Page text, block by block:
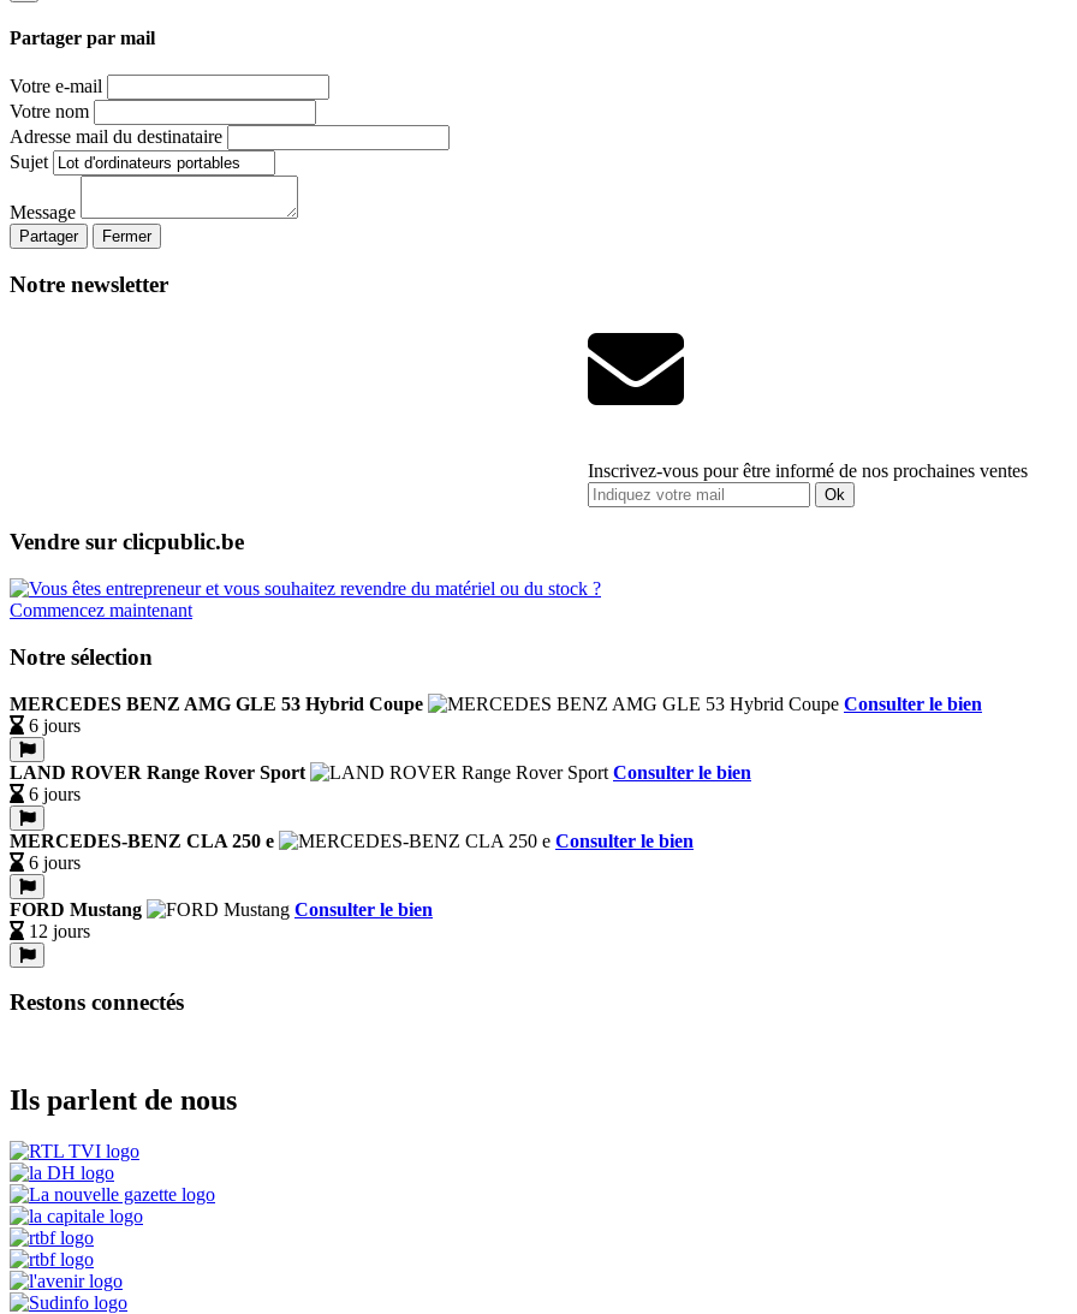
Partager par mail
Votre e-mail
Votre nom
Adresse mail du destinataire
Sujet
Message
Partager Fermer
Notre newsletter
Inscrivez-vous pour être informé de nos prochaines ventes
Ok
Vendre sur clicpublic.be
Commencez maintenant
Notre sélection
MERCEDES BENZ AMG GLE 53 Hybrid Coupe
Consulter le bien
6 jours
LAND ROVER Range Rover Sport
Consulter le bien
6 jours
MERCEDES-BENZ CLA 250 e
Consulter le bien
6 jours
FORD Mustang
Consulter le bien
12 jours
Restons connectés
Ils parlent de nous